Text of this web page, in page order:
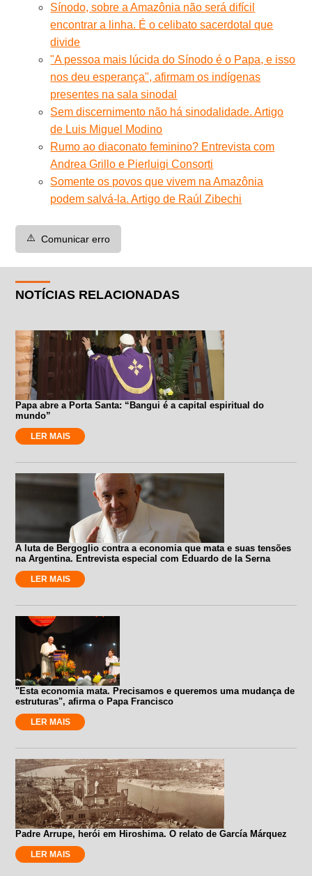
Sínodo, sobre a Amazônia não será difícil
encontrar a linha. É o celibato sacerdotal que
divide
"A pessoa mais lúcida do Sínodo é o Papa, e isso
nos deu esperança", afirmam os indígenas
presentes na sala sinodal
Sem discernimento não há sinodalidade. Artigo
de Luis Miguel Modino
Rumo ao diaconato feminino? Entrevista com
Andrea Grillo e Pierluigi Consorti
Somente os povos que vivem na Amazônia
podem salvá-la. Artigo de Raúl Zibechi
⚠️ Comunicar erro
NOTÍCIAS RELACIONADAS
Papa abre a Porta Santa: “Bangui é a capital espiritual do
mundo”
LER MAIS
A luta de Bergoglio contra a economia que mata e suas tensões
na Argentina. Entrevista especial com Eduardo de la Serna
LER MAIS
"Esta economia mata. Precisamos e queremos uma mudança de
estruturas", afirma o Papa Francisco
LER MAIS
Padre Arrupe, herói em Hiroshima. O relato de García Márquez
LER MAIS